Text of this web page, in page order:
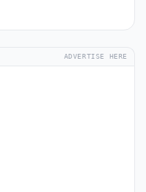
ADVERTISE HERE